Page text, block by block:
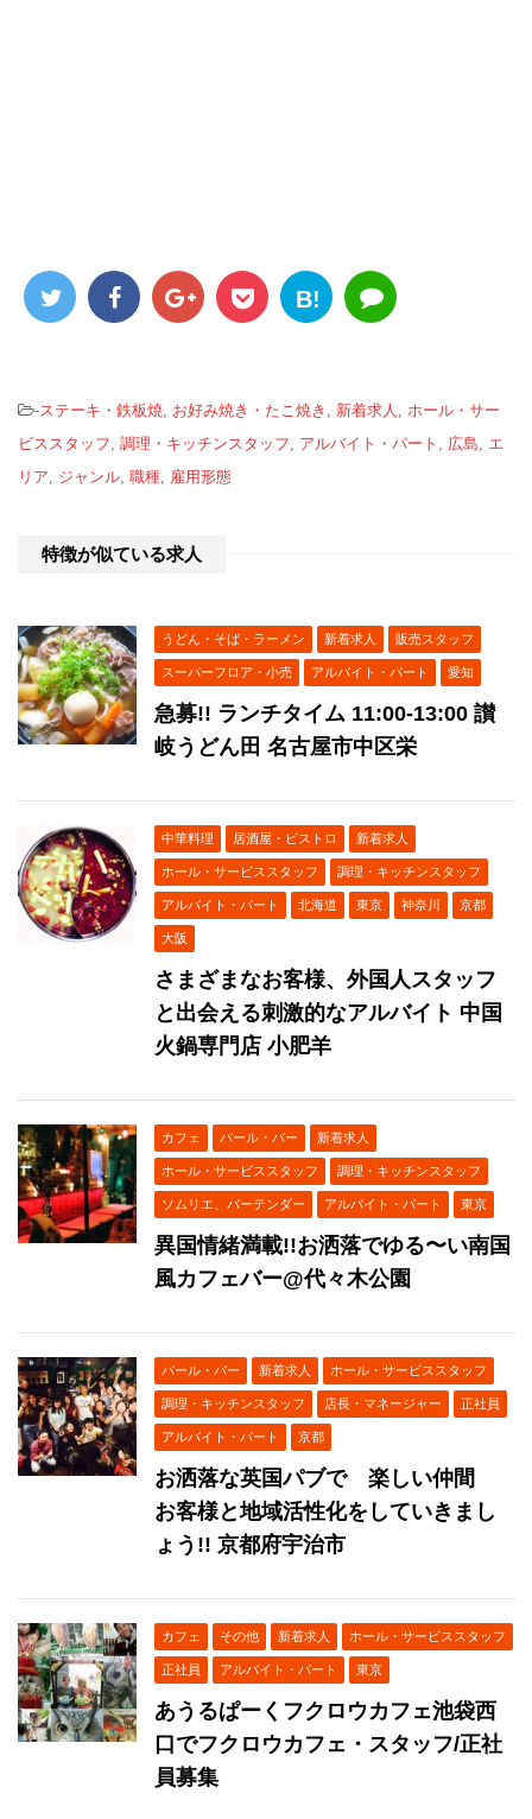
B!
-ステーキ・鉄板焼 お好み焼き・たこ焼き 新着求人
ホール・サー
ビススタッフ 調理・キッチンスタッフ アルバイト・パート 広島
エ
リア
ジャンル 職種 雇用形態
特徴が似ている求人
うどん・そば・ラーメン 新着求人 販売スタッフ
スーパーフロア・小売 アルバイト・パート 愛知
急募!! ランチタイム 11:00-13:00 讃
岐うどん田 名古屋市中区栄
中華料理 居酒屋・ビストロ 新着求人
ホール・サービススタッフ 調理・キッチンスタッフ
アルバイト・パート 北海道 東京 神奈川 京都
大阪
さまざまなお客様、外国人スタッフ
と出会える刺激的なアルバイト 中国
火鍋専門店 小肥羊
カフェ バール・バー 新着求人
ホール・サービススタッフ 調理・キッチンスタッフ
ソムリエ、バーテンダー アルバイト・パート 東京
異国情緒満載!!お洒落でゆる〜い南国
風カフェバー@代々木公園
バール・バー 新着求人 ホール・サービススタッフ
調理・キッチンスタッフ 店長・マネージャー 正社員
アルバイト・パート 京都
お洒落な英国パブで 楽しい仲間
お客様と地域活性化をしていきまし
ょう!! 京都府宇治市
カフェ その他 新着求人 ホール・サービススタッフ
正社員 アルバイト・パート 東京
あうるぱーくフクロウカフェ池袋西
口でフクロウカフェ・スタッフ/正社
員募集